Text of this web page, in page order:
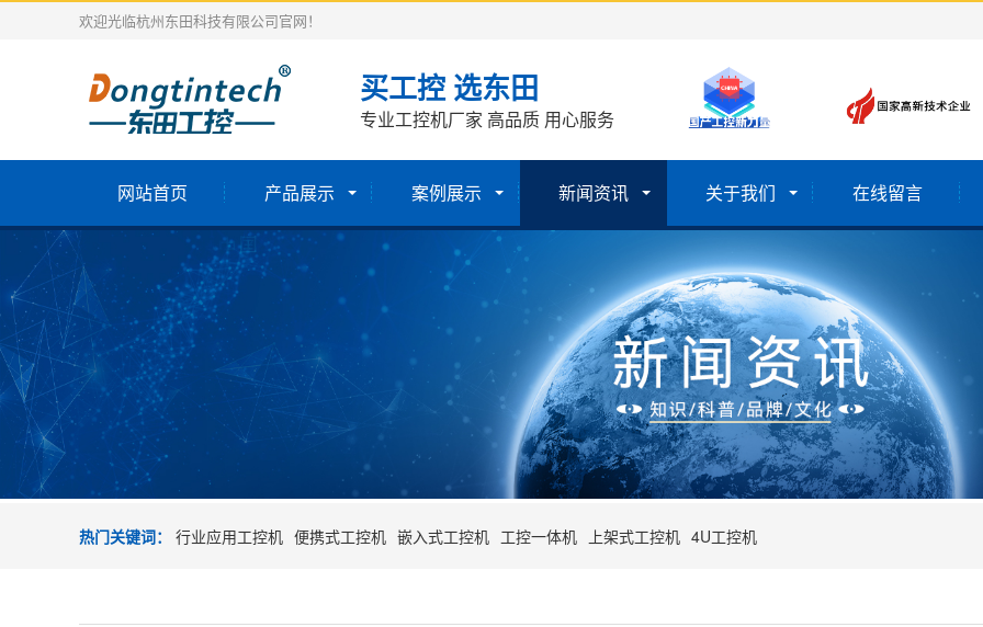
欢迎光临杭州东田科技有限公司官网！
买工控 选东田
专业工控机厂家 高品质 用心服务
网站首页 产品展示 案例展示 新闻资讯 关于我们 在线留言
热门关键词： 行业应用工控机 便携式工控机 嵌入式工控机 工控一体机 上架式工控机 4U工控机